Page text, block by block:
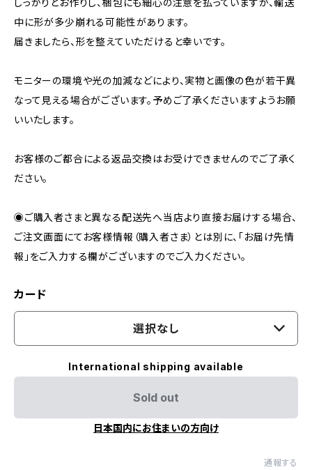
しっかりとお作りし、梱包にも細心の注意を払っていますが、輸送
中に形が多少崩れる可能性があります。
届きましたら、形を整えていただけると幸いです。
モニターの環境や光の加減などにより、実物と画像の色が若干異
なって見える場合がございます。予めご了承くださいますようお願
いいたします。
お客様のご都合による返品交換はお受けできませんのでご了承く
ださい。
◉ご購入者さまと異なる配送先へ当店より直接お届けする場合、
ご注文画面にてお客様情報（購入者さま）とは別に、「お届け先情
報」をご入力する欄がございますのでご入力ください。
カード
選択なし
International shipping available
Sold out
日本国内にお住まいの方向け
通報する